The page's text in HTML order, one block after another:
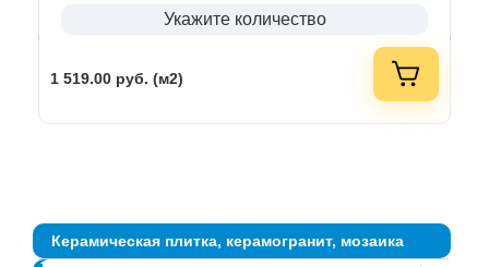
Керамическая плитка, керамогранит, мозаика
Укажите количество
1 519.00 руб. (м2)